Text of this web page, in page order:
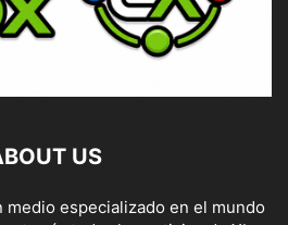
US
medio especializado en el mundo